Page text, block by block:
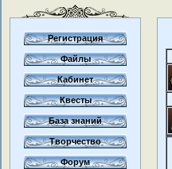
Регистрация
Файлы
Кабинет
Квесты
База знаний
Творчество
Форум